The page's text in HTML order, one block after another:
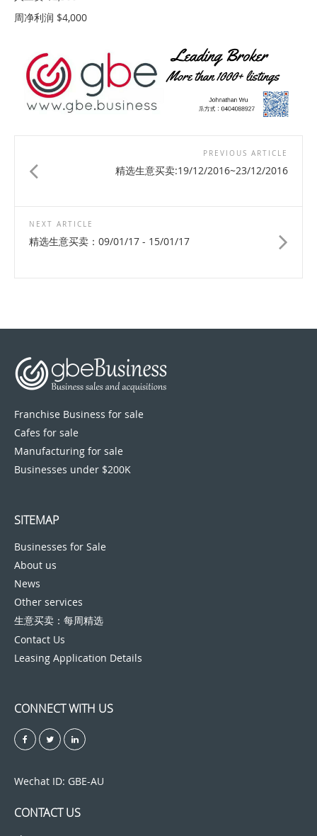
周净利润 $4,000
PREVIOUS ARTICLE
精选生意买卖:19/12/2016~23/12/2016
NEXT ARTICLE
精选生意买卖：09/01/17 - 15/01/17
Franchise Business for sale
Cafes for sale
Manufacturing for sale
Businesses under $200K
SITEMAP
Businesses for Sale
About us
News
Other services
生意买卖：每周精选
Contact Us
Leasing Application Details
CONNECT WITH US
Wechat ID: GBE-AU
CONTACT US